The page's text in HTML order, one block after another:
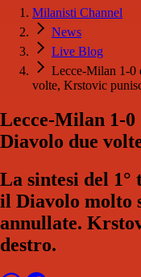
Milanisti Channel
News
Live Blog
Lecce-Milan 1-0
volte, Krstovic
Lecce-Milan 1-
Diavolo due
La sintesi del
il Diavolo molto
annullate.
destro.